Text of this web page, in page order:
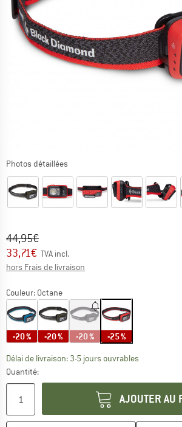
Photos détaillées
Prix initial :
44,95€
Prix:
33,71€ TVA incl.
hors Frais de livraison
Couleur: Octane
-20 % -20 % -20 % -25 %
Délai de livraison: 3-5 jours ouvrablesLe lien
Quantité:
AJOUTER AU